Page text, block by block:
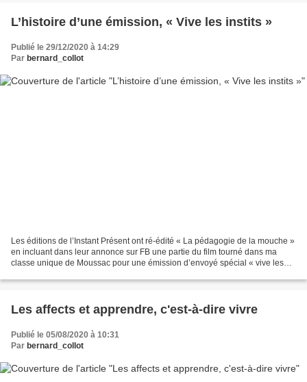
L’histoire d’une émission, « Vive les instits »
Publié le 29/12/2020 à 14:29
Par bernard_collot
Les éditions de l’Instant Présent ont ré-édité « La pédagogie de la mouche »
en incluant dans leur annonce sur FB une partie du film tourné dans ma
classe unique de Moussac pour une émission d’envoyé spécial « vive les
v=9_xqg9aoafI&feature=emb_logo...
Les affects et apprendre, c'est-à-dire vivre
Publié le 05/08/2020 à 10:31
Par bernard_collot